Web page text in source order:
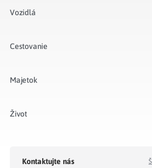
Vozidlá​
Cestovanie
Majetok​
Život​
Kontaktujte nás